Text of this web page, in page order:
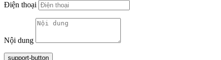
Điện thoại
Nội dung
support-button